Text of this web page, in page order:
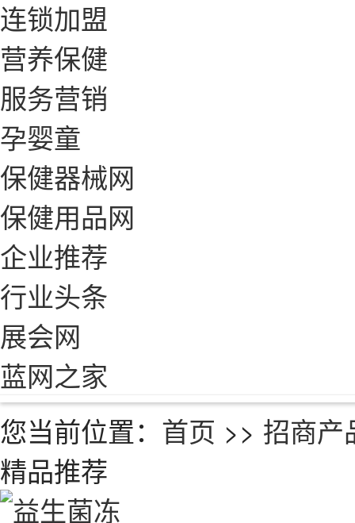
连锁加盟
营养保健
服务营销
孕婴童
保健器械网
保健用品网
企业推荐
行业头条
展会网
蓝网之家
您当前位置： 首页 >> 招商产
精品推荐